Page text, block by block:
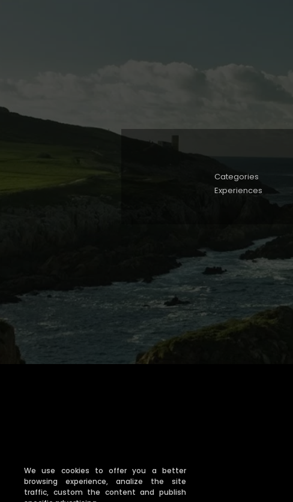
We use cookies to offer you a better
browsing experience, analize the site
traffic, custom the content and publish
Categories
Experiences